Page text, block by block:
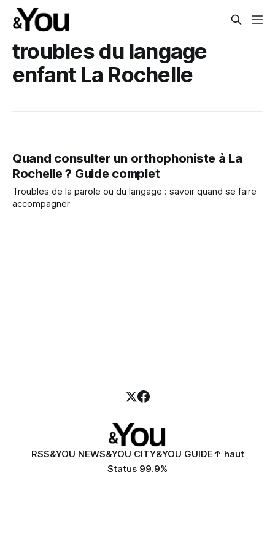
troubles du langage
enfant La Rochelle
Quand consulter un orthophoniste à La
Rochelle ? Guide complet
Troubles de la parole ou du langage : savoir quand se faire
accompagner
RSS&YOU NEWS&YOU CITY&YOU GUIDE↑ haut
Status 99.9%